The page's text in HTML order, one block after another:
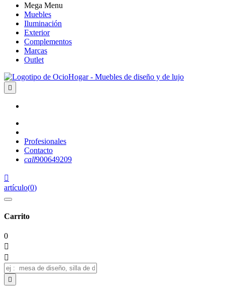
Mega Menu
Muebles
Iluminación
Exterior
Complementos
Marcas
Outlet

Profesionales
Contacto
call900649209

artículo(0)
Carrito
0


